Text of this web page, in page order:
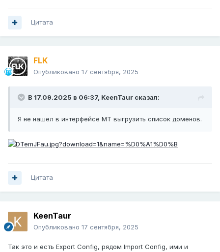
Цитата
FLK
Опубликовано 17 сентября, 2025
В 17.09.2025 в 06:37, KeenTaur сказал:
Я не нашел в интерфейсе МТ выгрузить список доменов.
Цитата
KeenTaur
Опубликовано 17 сентября, 2025
Так это и есть Export Config, рядом Import Config, ими и